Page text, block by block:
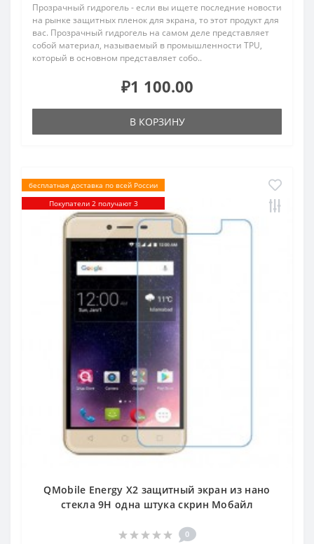
Прозрачный гидрогель - если вы ищете последние новости
на рынке защитных пленок для экрана, то этот продукт для
вас. Прозрачный гидрогель на самом деле представляет
собой материал, называемый в промышленности TPU,
который в основном представляет собо..
₽1 100.00
В КОРЗИНУ
бесплатная доставка по всей России
Покупатели 2 получают 3
QMobile Energy X2 защитный экран из нано
стекла 9H одна штука скрин Мобайл
0